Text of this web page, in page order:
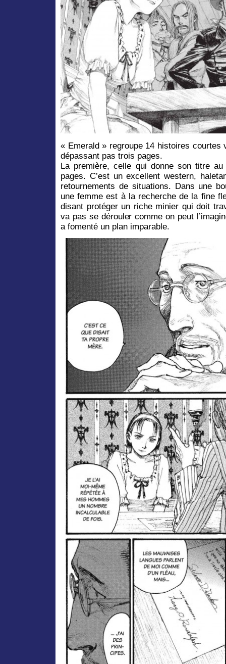
« Emerald » regroupe 14 histoires
dépassant pas trois pages.
La première, celle qui donne son titre
pages. C’est un excellent western,
retournements de situations. Dans une
une femme est à la recherche de la fine
disant protéger un riche minier qui doit
va pas se dérouler comme on peut
a fomenté un plan imparable.